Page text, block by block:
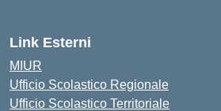
Link Esterni
MIUR
Ufficio Scolastico Regionale
Ufficio Scolastico Territoriale